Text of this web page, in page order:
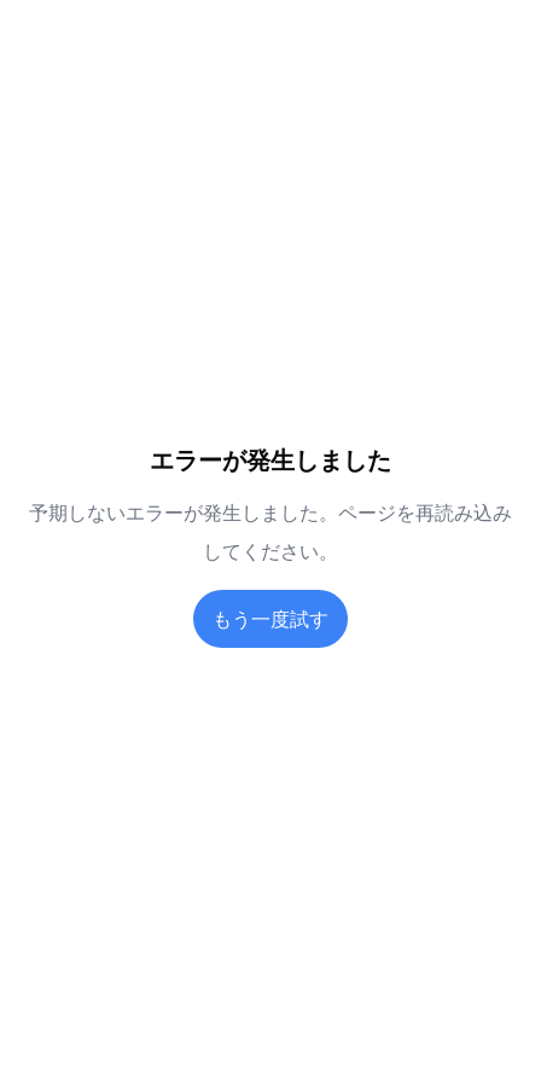
エラーが発生しました
予期しないエラーが発生しました。ページを再読み込み
してください。
もう一度試す